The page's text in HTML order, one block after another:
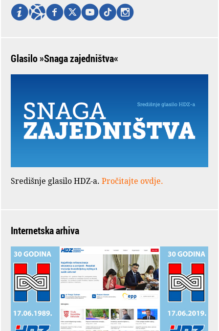
Glasilo »Snaga zajedništva«
Središnje glasilo HDZ-a. Pročitajte ovdje.
Internetska arhiva